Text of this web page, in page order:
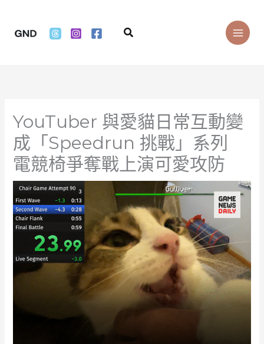
content
Search
YouTuber 與愛貓日常互動變
成「Speedrun 挑戰」系列
電競椅爭奪戰上演可愛攻防